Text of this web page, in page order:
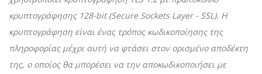
κρυπτογράφησης 128-bit (Secure Sockets Layer - SSL). Η
κρυπτογράφηση είναι ένας τρόπος κωδικοποίησης της
πληροφορίας μέχρι αυτή να φτάσει στον ορισμένο αποδέκτη
της, ο οποίος θα μπορέσει να την αποκωδικοποιήσει με